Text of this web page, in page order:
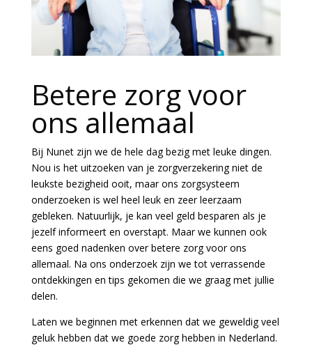
Betere zorg voor
ons allemaal
Bij Nunet zijn we de hele dag bezig met leuke dingen.
Nou is het uitzoeken van je zorgverzekering niet de
leukste bezigheid ooit, maar ons zorgsysteem
onderzoeken is wel heel leuk en zeer leerzaam
gebleken. Natuurlijk, je kan veel geld besparen als je
jezelf informeert en overstapt. Maar we kunnen ook
eens goed nadenken over betere zorg voor ons
allemaal. Na ons onderzoek zijn we tot verrassende
ontdekkingen en tips gekomen die we graag met jullie
delen.
Laten we beginnen met erkennen dat we geweldig veel
geluk hebben dat we goede zorg hebben in Nederland.